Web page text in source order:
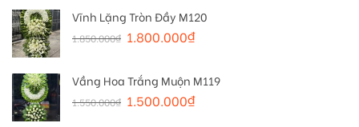
Vĩnh Lặng Tròn Đầy M120
1.850.000₫ 1.800.000₫
Vầng Hoa Trắng Muộn M119
1.550.000₫ 1.500.000₫